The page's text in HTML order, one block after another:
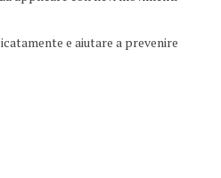
e aiutare a prevenire